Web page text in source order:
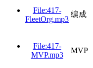
File:417-
FleetOrg.mp3
编成
File:417-
MVP.mp3
MVP